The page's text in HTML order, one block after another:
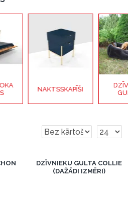
NAKTSSKAPĪŠI
DZĪVNIEKU
DZĪVNIEKU GULTA COLLIE
(DAŽĀDI IZMĒRI)